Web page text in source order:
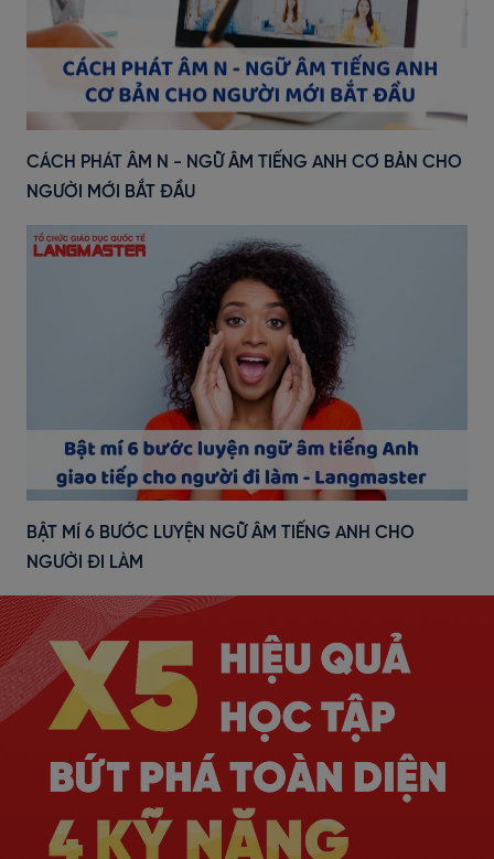
CÁCH PHÁT ÂM N - NGỮ ÂM TIẾNG ANH CƠ BẢN CHO
NGƯỜI MỚI BẮT ĐẦU
BẬT MÍ 6 BƯỚC LUYỆN NGỮ ÂM TIẾNG ANH CHO
NGƯỜI ĐI LÀM